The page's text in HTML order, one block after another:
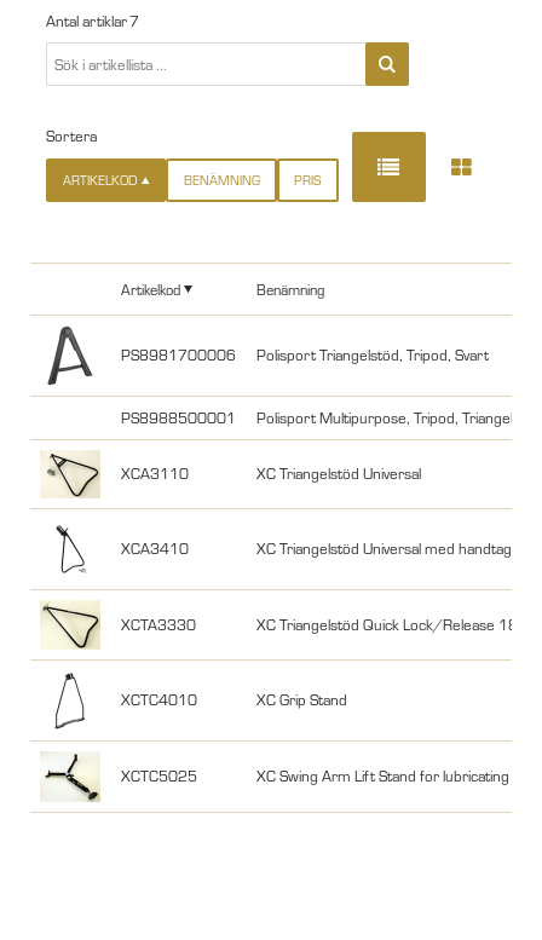
Antal artiklar7
Sortera
ARTIKELKOD BENÄMNING PRIS
Artikelkod Benämning
PS8981700006 Polisport Triangelstöd, Tripod, Svart
PS8988500001 Polisport Multipurpose, Tripod,
XCA3110 XC Triangelstöd Universal
XCA3410 XC Triangelstöd Universal med handtag
XCTA3330 XC Triangelstöd Quick Lock/Release
XCTC4010 XC Grip Stand
XCTC5025 XC Swing Arm Lift Stand for lubricating